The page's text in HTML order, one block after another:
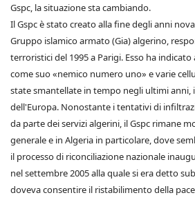
Gspc, la situazione sta cambiando.
Il Gspc è stato creato alla fine degli anni
Gruppo islamico armato (Gia) algerino,
terroristici del 1995 a Parigi. Esso ha indicato
come suo «nemico numero uno» e varie
state smantellate in tempo negli ultimi anni,
dell'Europa. Nonostante i tentativi di
da parte dei servizi algerini, il Gspc rimane
generale e in Algeria in particolare, dove
il processo di riconciliazione nazionale
nel settembre 2005 alla quale si era detto
doveva consentire il ristabilimento della